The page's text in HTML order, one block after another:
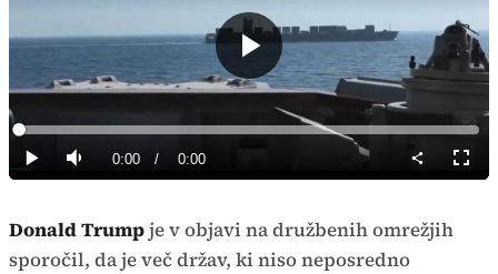
Predvajaj
PredvajajTiho Current
0:00 / Duration
0:00
Loaded:
0%
način
Donald Trumpje v objavi na družbenih omrežjih
sporočil, da je več držav, ki niso neposredno